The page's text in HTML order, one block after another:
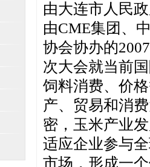
由大连市人民
由CME集团、
协会协办的
次大会就当前
饲料消费、价
产、贸易和消
密，玉米产业
适应企业参与
市场，形成一